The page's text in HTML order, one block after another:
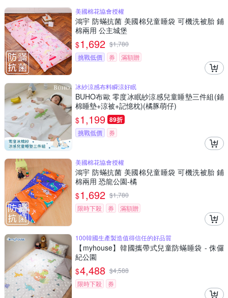
美國棉花協會授權
鴻宇 防蟎抗菌 美國棉兒童睡袋 可機洗被胎 鋪
棉兩用 公主城堡
$1,692 $1,780
挑戰低價
券 滿額贈
冰紗涼感布料瞬涼好眠
BUHO布歐 零度冰眠紗涼感兒童睡墊三件組(鋪
棉睡墊+涼被+記憶枕)(橘豚萌仔)
$1,199 89折
挑戰低價 券
美國棉花協會授權
鴻宇 防蟎抗菌 美國棉兒童睡袋 可機洗被胎 鋪
棉兩用 恐龍公園-橘
$1,692 $1,780
限時下殺
券 滿額贈
100韓國生產製造值得信任的好品質
【myhouse】韓國攜帶式兒童防蟎睡袋 - 侏儸
紀公園
$4,488 $4,588
限時下殺
券